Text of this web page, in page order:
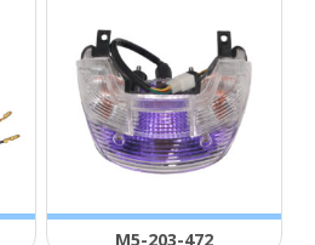
Μ5-203-472